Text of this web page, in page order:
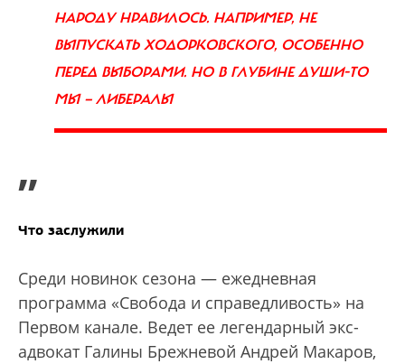
НАРОДУ НРАВИЛОСЬ. НАПРИМЕР, НЕ
ВЫПУСКАТЬ ХОДОРКОВСКОГО, ОСОБЕННО
ПЕРЕД ВЫБОРАМИ. НО В ГЛУБИНЕ ДУШИ-ТО
МЫ — ЛИБЕРАЛЫ
”
Что заслужили
Среди новинок сезона — ежедневная
программа «Свобода и справедливость» на
Первом канале. Ведет ее легендарный экс-
адвокат Галины Брежневой Андрей Макаров,